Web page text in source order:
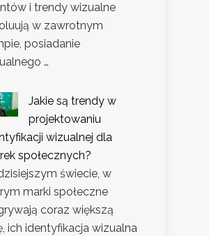
i trendy wizualne
w zawrotnym
posiadanie
…
Jakie są trendy w
projektowaniu
wizualnej dla
społecznych?
świecie, w
marki społeczne
coraz większą
ich identyfikacja wizualna